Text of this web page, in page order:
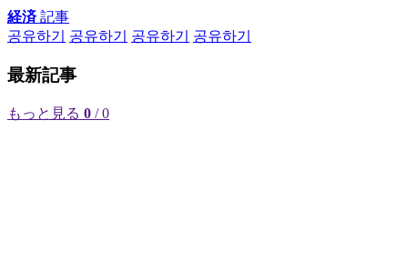
経済記事
공유하기
공유하기 공유하기 공유하기
最新記事
もっと見る 0 / 0